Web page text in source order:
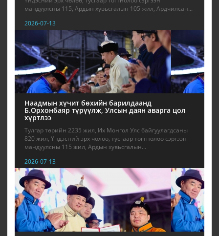
мандуулсны 115, Ардын хувьсгалын 105 жил, Ардчилсан...
2026-07-13
Наадмын хүчит бөхийн барилдаанд
Б.Орхонбаяр түрүүлж, Улсын даян аварга цол
хүртлээ
Тулгар төрийн 2235 жил, Их Монгол Улс байгуулагдсаны
820 жил, Үндэсний эрх чөлөө, тусгаар тогтнолоо сэргээн
мандуулсны 115 жил, Ардын хувьсгалын...
2026-07-13